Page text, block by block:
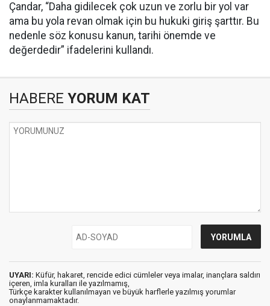
Çandar, “Daha gidilecek çok uzun ve zorlu bir yol var
ama bu yola revan olmak için bu hukuki giriş şarttır. Bu
nedenle söz konusu kanun, tarihi önemde ve
değerdedir” ifadelerini kullandı.
HABERE YORUM KAT
UYARI: Küfür, hakaret, rencide edici cümleler veya imalar, inançlara saldırı
içeren, imla kuralları ile yazılmamış,
Türkçe karakter kullanılmayan ve büyük harflerle yazılmış yorumlar
onaylanmamaktadır.